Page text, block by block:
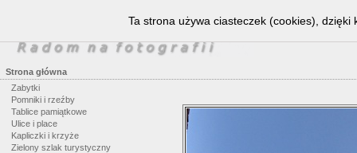
Strona główna
Zabytki
Pomniki i rzeźby
Tablice pamiątkowe
Ulice i place
Kapliczki i krzyże
Zielony szlak turystyczny
Ta strona używa ciasteczek (cookies),